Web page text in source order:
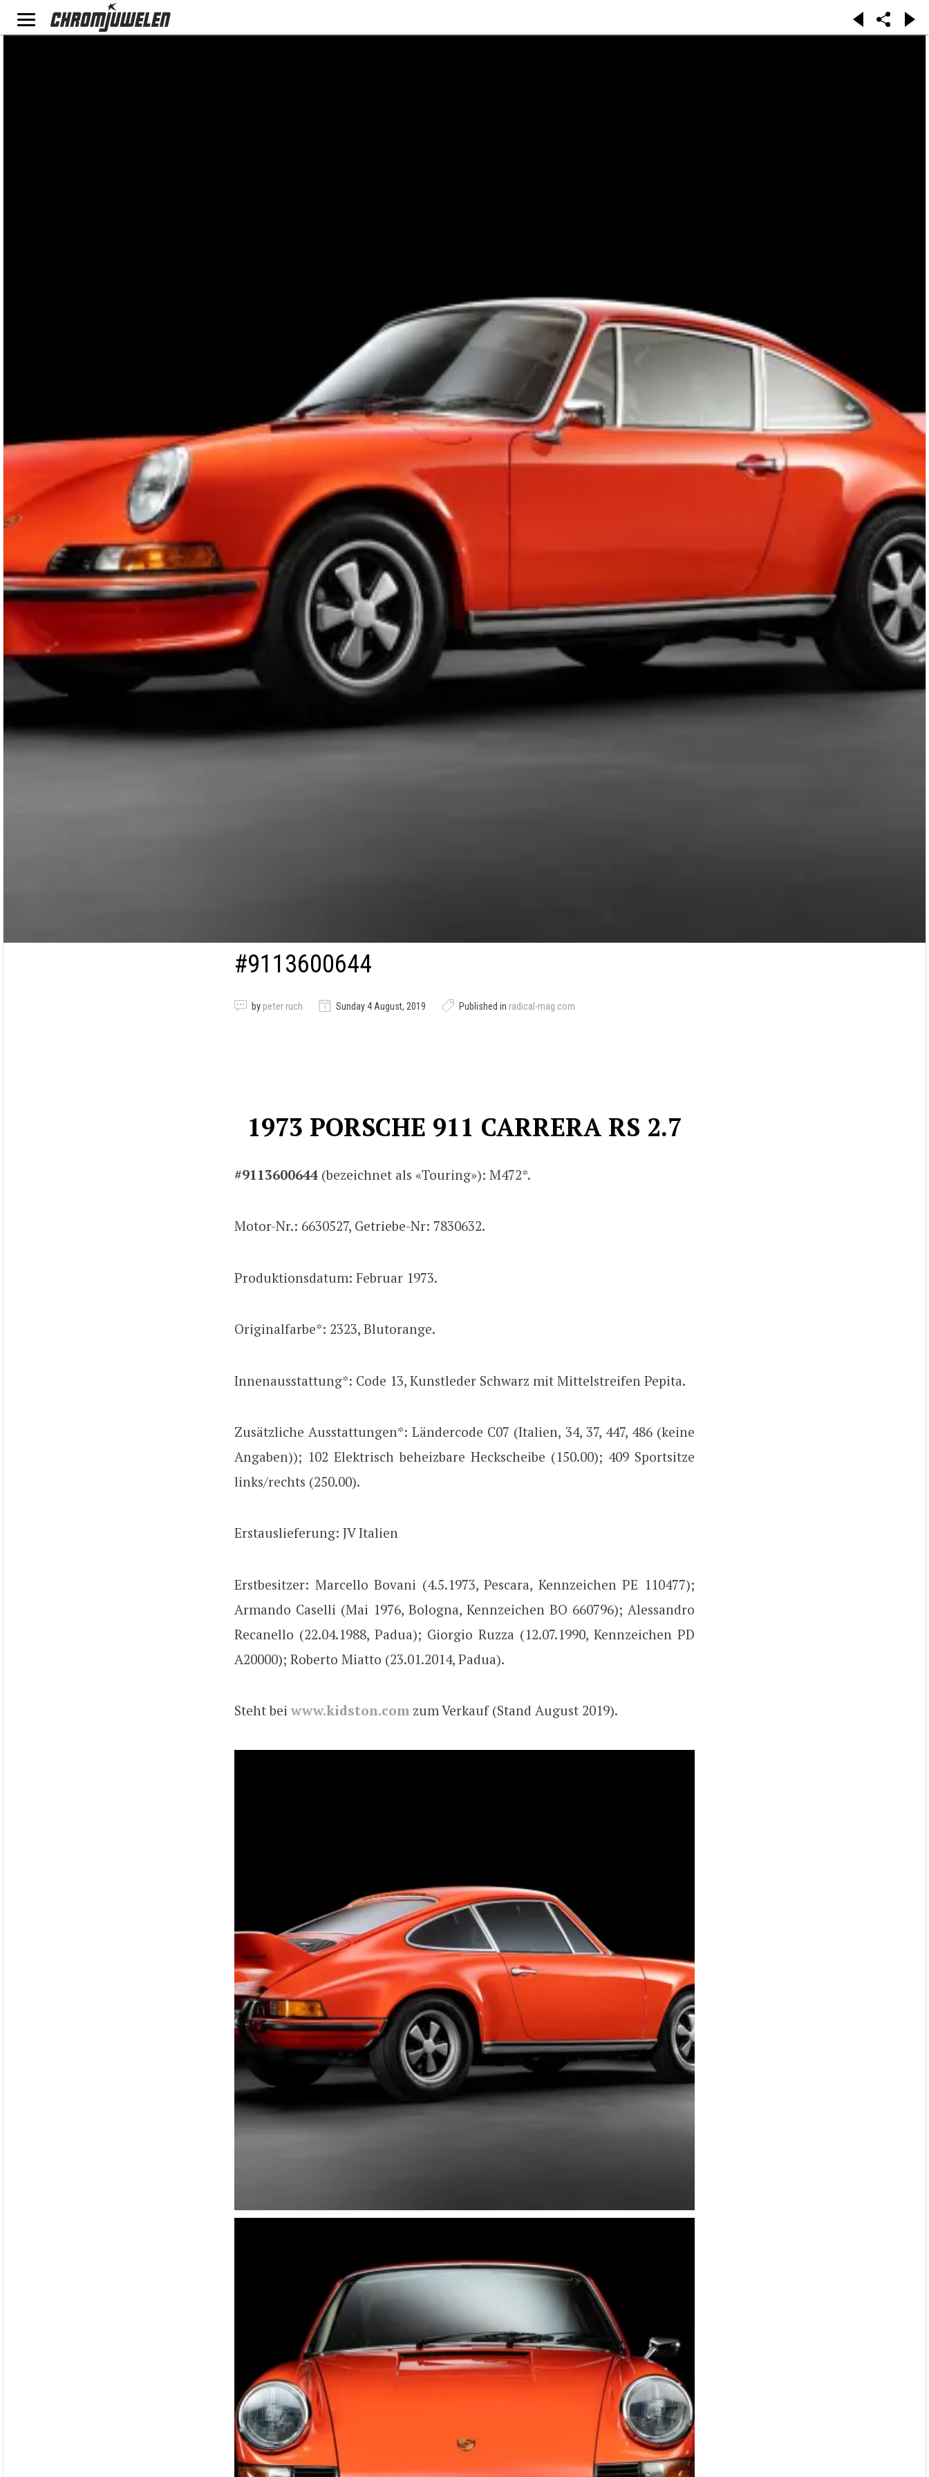
#9113600644
by peter ruch Sunday 4 August, 2019 Published in radical-mag.com
1973 PORSCHE 911 CARRERA RS 2.7
#9113600644 (bezeichnet als «Touring»): M472*.
Motor-Nr.: 6630527, Getriebe-Nr: 7830632.
Produktionsdatum: Februar 1973.
Originalfarbe*: 2323, Blutorange.
Innenausstattung*: Code 13, Kunstleder Schwarz mit Mittelstreifen Pepita.
Zusätzliche Ausstattungen*: Ländercode C07 (Italien, 34, 37, 447, 486 (keine
Angaben)); 102 Elektrisch beheizbare Heckscheibe (150.00); 409 Sportsitze
links/rechts (250.00).
Erstauslieferung: JV Italien
Erstbesitzer: Marcello Bovani (4.5.1973, Pescara, Kennzeichen PE 110477);
Armando Caselli (Mai 1976, Bologna, Kennzeichen BO 660796); Alessandro
Recanello (22.04.1988, Padua); Giorgio Ruzza (12.07.1990, Kennzeichen PD
A20000); Roberto Miatto (23.01.2014, Padua).
Steht bei www.kidston.com zum Verkauf (Stand August 2019).